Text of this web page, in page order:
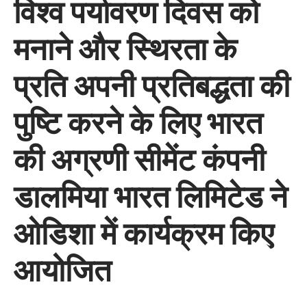
विश्व पर्यावरण दिवस को
मनाने और स्थिरता के
प्रति अपनी प्रतिबद्धता की
पुष्टि करने के लिए भारत
की अग्रणी सीमेंट कंपनी
डालमिया भारत लिमिटेड ने
ओडिशा में कार्यक्रम किए
आयोजित